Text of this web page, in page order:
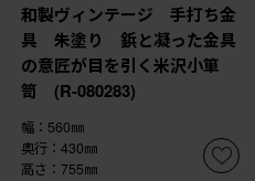
和製ヴィンテージ 手打ち金
具 朱塗り 鋲と凝った金具
の意匠が目を引く米沢小箪
笥 (R-080283)
幅：560㎜
奥行：430㎜
高さ：755㎜